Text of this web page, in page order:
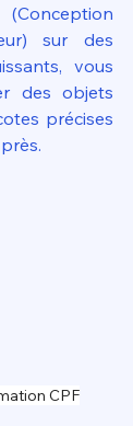
sur des
vous
des objets
précises
CPF